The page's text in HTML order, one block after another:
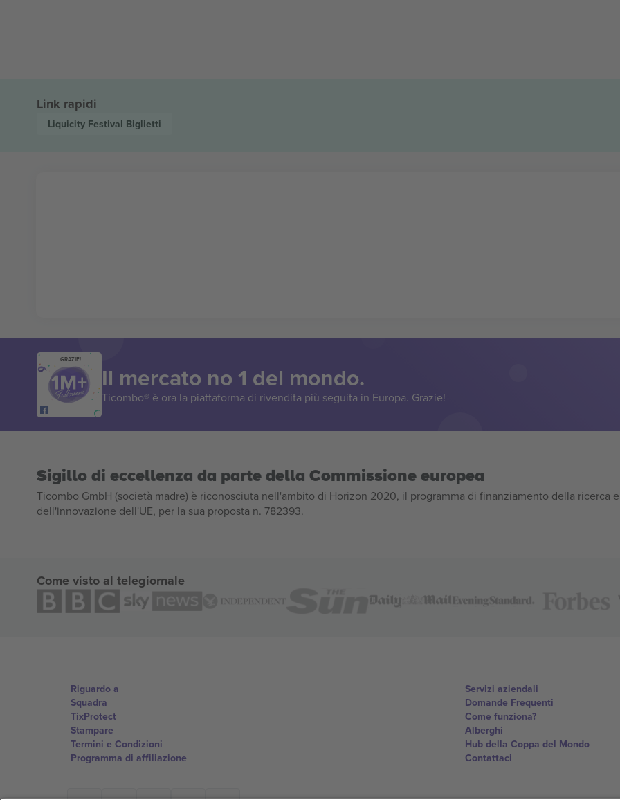
Link rapidi
Liquicity Festival Biglietti
GRAZIE!
Il mercato no 1 del mondo.
Ticombo® è ora la piattaforma di rivendita più seguita in Europa. Grazie!
Sigillo di eccellenza da parte della Commissione europea
Ticombo GmbH (società madre) è riconosciuta nell'ambito di Horizon 2020, il programma di finanziamento della ricerca e
dell'innovazione dell'UE, per la sua proposta n. 782393.
Come visto al telegiornale
Riguardo a
Squadra
TixProtect
Stampare
Termini e Condizioni
Programma di affiliazione
Servizi aziendali
Domande Frequenti
Come funziona?
Alberghi
Hub della Coppa del Mondo
Contattaci